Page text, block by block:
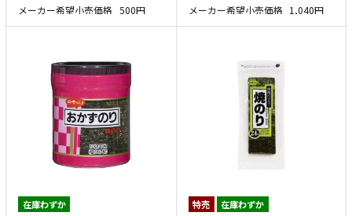
メーカー希望小売価格 500円 メーカー希望小売価格 1,040円
在庫わずか 特売 在庫わずか